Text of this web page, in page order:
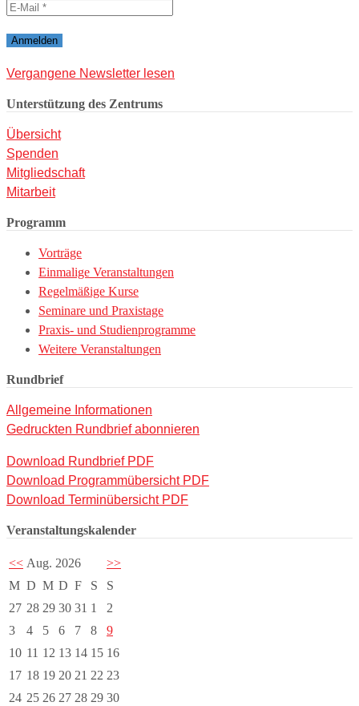
Vergangene Newsletter lesen
Unterstützung des Zentrums
Übersicht
Spenden
Mitgliedschaft
Mitarbeit
Programm
Vorträge
Einmalige Veranstaltungen
Regelmäßige Kurse
Seminare und Praxistage
Praxis- und Studienprogramme
Weitere Veranstaltungen
Rundbrief
Allgemeine Informationen
Gedruckten Rundbrief abonnieren
Download Rundbrief PDF
Download Programmübersicht PDF
Download Terminübersicht PDF
Veranstaltungskalender
<< Aug. 2026
>>
M D M D F S
S
27 28 29 30 31 1
2
3
4 5 6 7 8
9
10 11 12 13 14 15 16
17 18 19 20 21 22 23
24 25 26 27 28 29 30